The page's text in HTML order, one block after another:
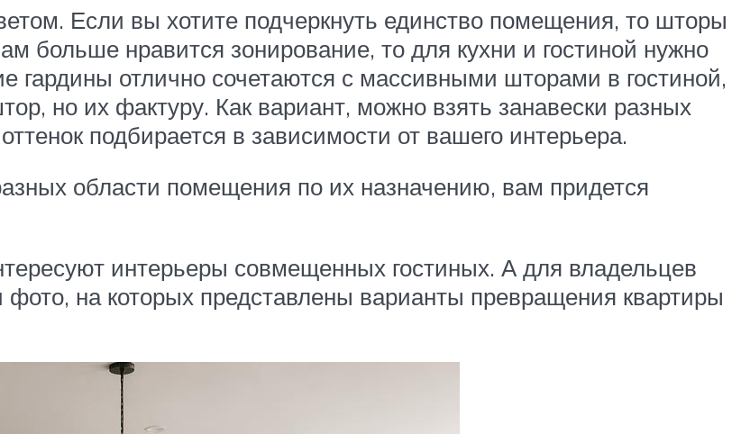
Если вы хотите подчеркнуть единство помещения, то шторы
больше нравится зонирование, то для кухни и гостиной нужно
гардины отлично сочетаются с массивными шторами в гостиной,
но их фактуру. Как вариант, можно взять занавески разных
подбирается в зависимости от вашего интерьера.
области помещения по их назначению, вам придется
интерьеры совмещенных гостиных. А для владельцев
на которых представлены варианты превращения квартиры